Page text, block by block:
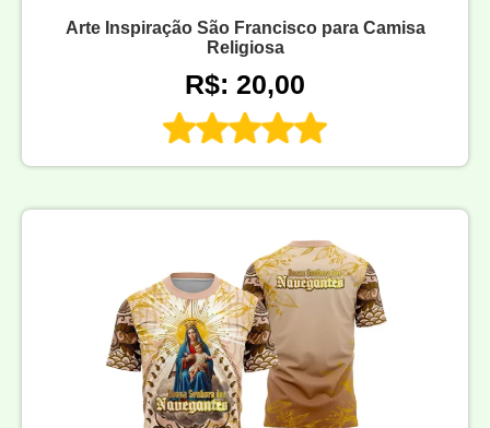
Arte Inspiração São Francisco para Camisa
Religiosa
R$: 20,00